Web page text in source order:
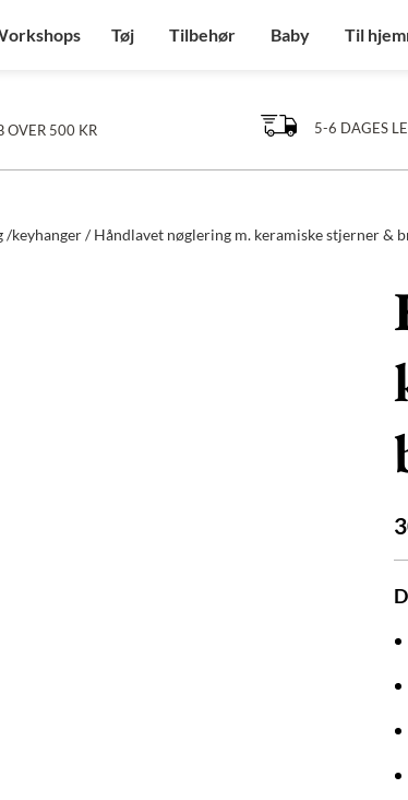
Tøj Tilbehør Baby Til
OVER 500 KR 5-6 DAGES
/keyhanger/ Håndlavet nøglering m. keramiske stjerner &